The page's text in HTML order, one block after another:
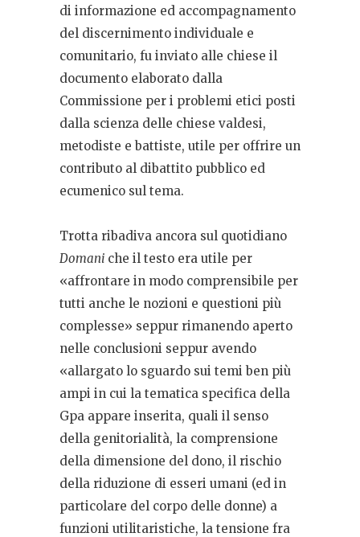
di informazione ed accompagnamento
del discernimento individuale e
comunitario, fu inviato alle chiese il
documento elaborato dalla
Commissione per i problemi etici posti
dalla scienza delle chiese valdesi,
metodiste e battiste, utile per offrire un
contributo al dibattito pubblico ed
ecumenico sul tema.
Trotta ribadiva ancora sul quotidiano
Domani che il testo era utile per
«affrontare in modo comprensibile per
tutti anche le nozioni e questioni più
complesse» seppur rimanendo aperto
nelle conclusioni seppur avendo
«allargato lo sguardo sui temi ben più
ampi in cui la tematica specifica della
Gpa appare inserita, quali il senso
della genitorialità, la comprensione
della dimensione del dono, il rischio
della riduzione di esseri umani (ed in
particolare del corpo delle donne) a
funzioni utilitaristiche, la tensione fra